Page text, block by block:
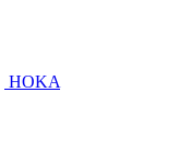
HOKA